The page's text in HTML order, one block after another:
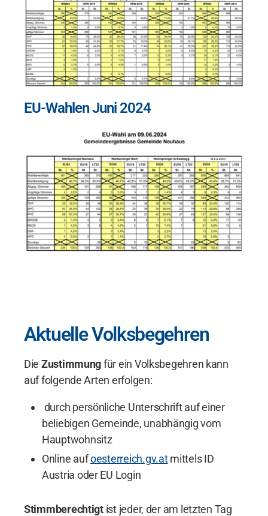
EU-Wahlen Juni 2024
Aktuelle Volksbegehren
Die Zustimmungfür ein Volksbegehren kann
auf folgende Arten erfolgen:
durch persönliche Unterschrift auf einer
beliebigen Gemeinde, unabhängig vom
Hauptwohnsitz
Online aufoesterreich.gv.atmittels ID
Austria oder EU Login
Stimmberechtigtist jeder, der am letzten Tag